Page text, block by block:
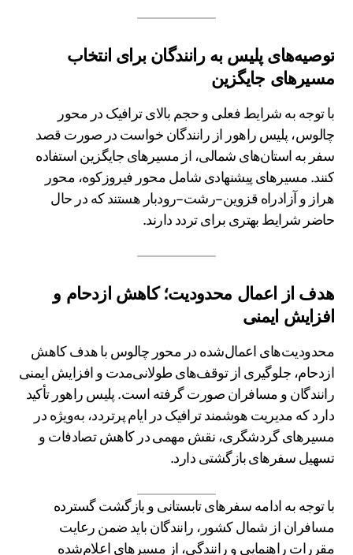
توصیه‌های پلیس به رانندگان برای انتخاب
مسیرهای جایگزین
با توجه به شرایط فعلی و حجم بالای ترافیک در محور
چالوس، پلیس راهور از رانندگان خواست در صورت قصد
سفر به استان‌های شمالی، از مسیرهای جایگزین استفاده
کنند. مسیرهای پیشنهادی شامل محور فیروزکوه، محور
هراز و آزادراه قزوین–رشت–رودبار هستند که در حال
حاضر شرایط بهتری برای تردد دارند.
هدف از اعمال محدودیت؛ کاهش ازدحام و
افزایش ایمنی
محدودیت‌های اعمال‌شده در محور چالوس با هدف کاهش
ازدحام، جلوگیری از توقف‌های طولانی‌مدت و افزایش ایمنی
رانندگان و مسافران صورت گرفته است. پلیس راهور تأکید
دارد که مدیریت هوشمند ترافیک در ایام پرتردد، به‌ویژه در
مسیرهای گردشگری، نقش مهمی در کاهش تصادفات و
تسهیل سفرهای بازگشتی دارد.
با توجه به ادامه سفرهای تابستانی و بازگشت گسترده
مسافران از شمال کشور، رانندگان باید ضمن رعایت
مقررات راهنمایی و رانندگی، از مسیرهای اعلام‌شده